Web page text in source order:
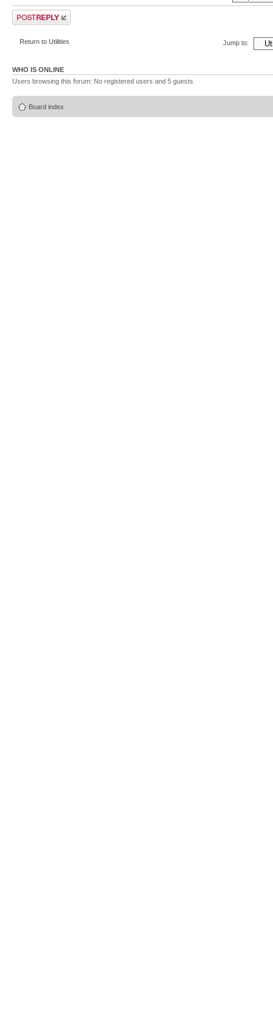
Post a reply
Return to Utilities Jump to:
WHO IS ONLINE
Users browsing this forum: No registered users and 5 guests
Board index